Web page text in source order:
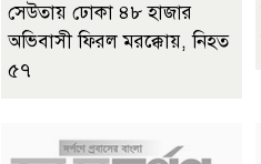
সেউতায় ঢোকা ৪৮ হাজার
অভিবাসী ফিরল মরক্কোয়, নিহত
৫৭